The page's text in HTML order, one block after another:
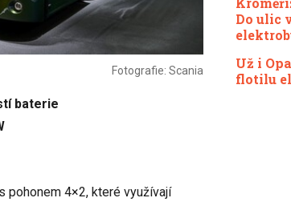
Fotografie: Scania
baterie
pohonem 4×2, které využívají
Do ulic
Už i
flotilu